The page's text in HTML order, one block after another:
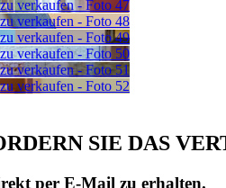
SIE DAS
per E-Mail zu erhalten.